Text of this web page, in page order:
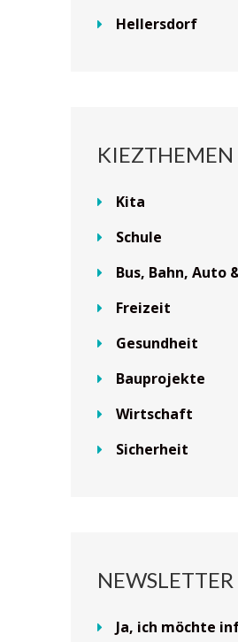
Hellersdorf
KIEZTHEMEN
Kita
Schule
Bus, Bahn, Auto
Freizeit
Gesundheit
Bauprojekte
Wirtschaft
Sicherheit
NEWSLETTER
Ja, ich möchte